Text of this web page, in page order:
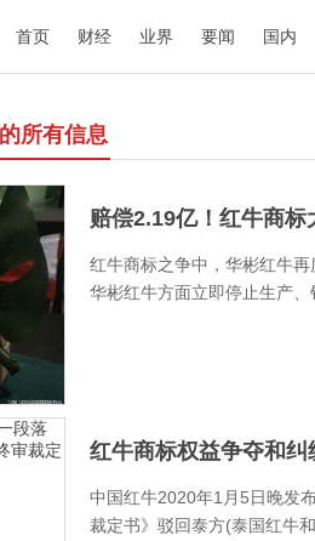
首页 财经 业界 要闻 国内
所有信息
赔偿2.19亿！红牛商
红牛商标之争中，华彬红牛
华彬红牛方面立即停止生产
红牛商标权益争夺和
中国红牛2020年1月5日晚发
裁定书》驳回泰方(泰国红牛